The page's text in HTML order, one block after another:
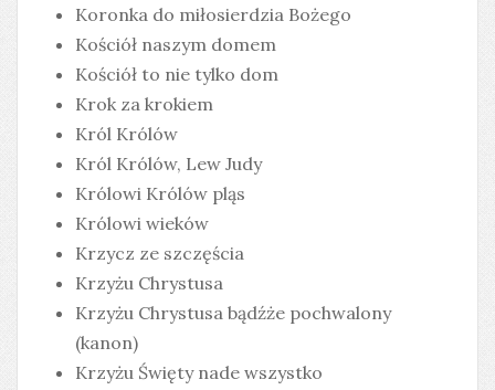
Koronka do miłosierdzia Bożego
Kościół naszym domem
Kościół to nie tylko dom
Krok za krokiem
Król Królów
Król Królów, Lew Judy
Królowi Królów pląs
Królowi wieków
Krzycz ze szczęścia
Krzyżu Chrystusa
Krzyżu Chrystusa bądźże pochwalony
(kanon)
Krzyżu Święty nade wszystko